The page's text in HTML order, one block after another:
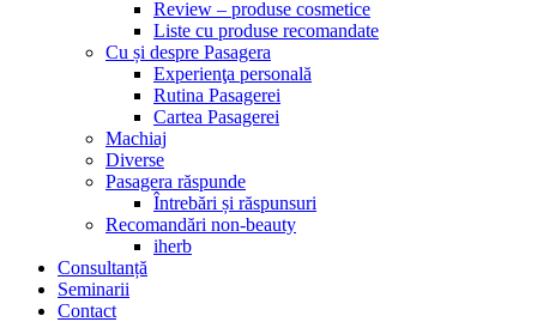
Review – produse cosmetice
Liste cu produse recomandate
Cu și despre Pasagera
Experienţa personală
Rutina Pasagerei
Cartea Pasagerei
Machiaj
Diverse
Pasagera răspunde
Întrebări și răspunsuri
Recomandări non-beauty
iherb
Consultanță
Seminarii
Contact